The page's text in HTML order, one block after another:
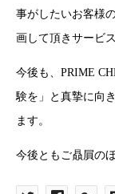
事がしたいお客様
画して頂きサービ
今後も、PRIME
験を」と真摯に向
ます。
今後ともご贔屓の